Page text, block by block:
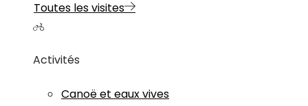
Toutes les visites
Activités
Canoë et eaux vives